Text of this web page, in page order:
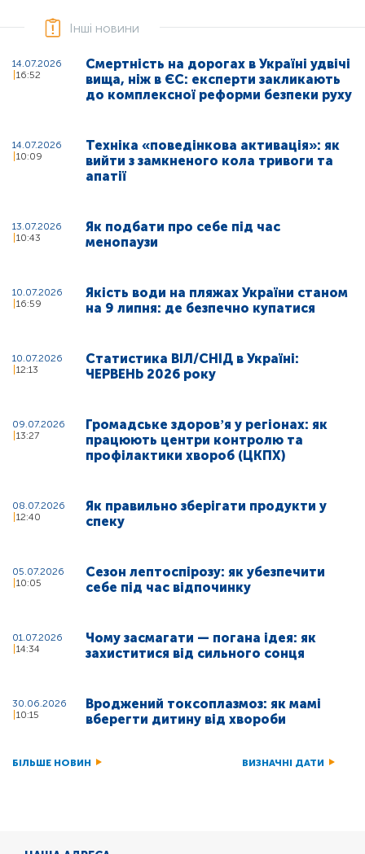
Інші новини
14.07.2026
16:52
Смертність на дорогах в Україні удвічі
вища, ніж в ЄС: експерти закликають
до комплексної реформи безпеки руху
14.07.2026
10:09
Техніка «поведінкова активація»: як
вийти з замкненого кола тривоги та
апатії
13.07.2026
10:43
Як подбати про себе під час
менопаузи
10.07.2026
16:59
Якість води на пляжах України станом
на 9 липня: де безпечно купатися
10.07.2026
12:13
Статистика ВІЛ/СНІД в Україні:
ЧЕРВЕНЬ 2026 року
09.07.2026
13:27
Громадське здоровʼя у регіонах: як
працюють центри контролю та
профілактики хвороб (ЦКПХ)
08.07.2026
12:40
Як правильно зберігати продукти у
спеку
05.07.2026
10:05
Сезон лептоспірозу: як убезпечити
себе під час відпочинку
01.07.2026
14:34
Чому засмагати — погана ідея: як
захиститися від сильного сонця
30.06.2026
10:15
Вроджений токсоплазмоз: як мамі
вберегти дитину від хвороби
БІЛЬШЕ НОВИН ВИЗНАЧНІ ДАТИ